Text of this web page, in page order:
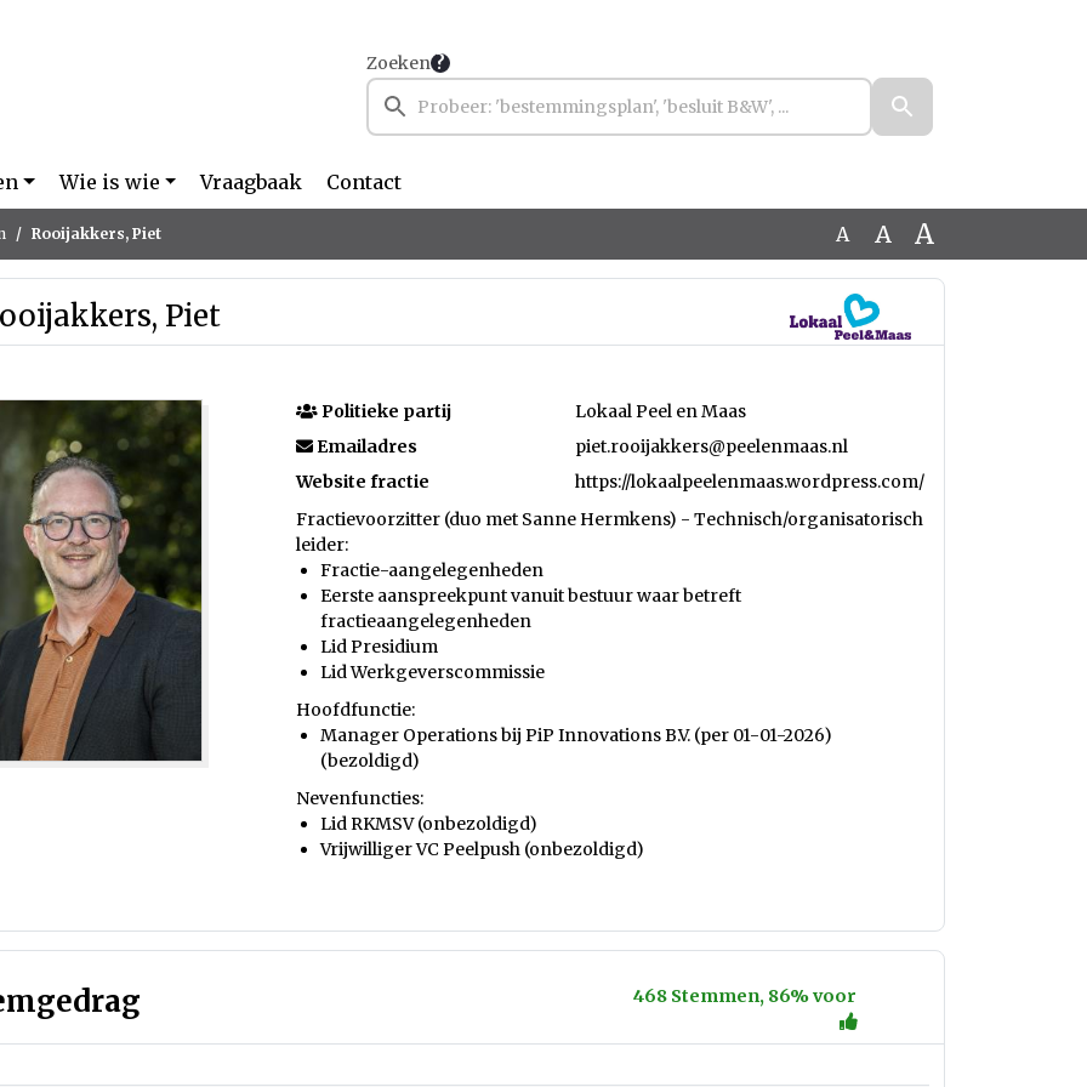
Zoeken
Wie is wie Vraagbaak Contact
Rooijakkers, Piet A A A
Piet
Politieke partij
Lokaal Peel en Maas
Emailadres
piet.rooijakkers@peelenmaas.nl
Website fractie
https://lokaalpeelenmaas.wordpress.com/
Fractievoorzitter (duo met Sanne Hermkens) - Technisch/organisatorisch
leider:
Fractie-aangelegenheden
Eerste aanspreekpunt vanuit bestuur waar betreft
fractieaangelegenheden
Lid Presidium
Lid Werkgeverscommissie
Hoofdfunctie:
Manager Operations bij PiP Innovations B.V. (per 01-01-2026)
(bezoldigd)
Nevenfuncties:
Lid RKMSV (onbezoldigd)
Vrijwilliger VC Peelpush (onbezoldigd)
468 Stemmen, 86% voor